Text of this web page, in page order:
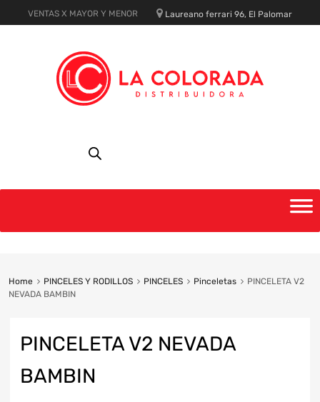
VENTAS X MAYOR Y MENOR Laureano ferrari 96, El Palomar
content
Home PINCELES Y RODILLOS PINCELES Pinceletas
PINCELETA V2
NEVADA BAMBIN
PINCELETA V2 NEVADA
BAMBIN